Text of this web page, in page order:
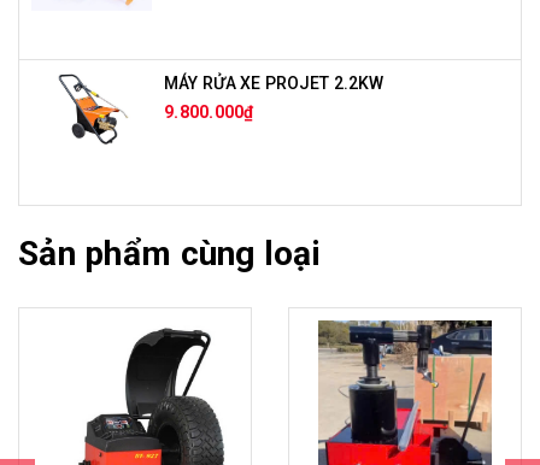
MÁY RỬA XE PROJET 2.2KW
9.800.000₫
Sản phẩm cùng loại